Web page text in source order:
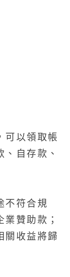
可以領取帳
自存款、
不符合規
贊助款；
關收益將歸